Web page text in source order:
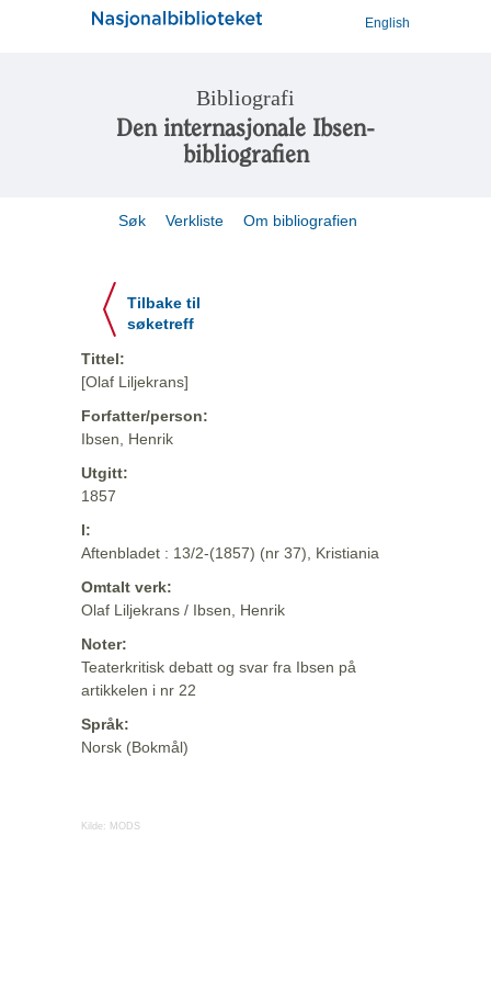
English
Bibliografi
Den internasjonale Ibsen-
bibliografien
Søk Verkliste Om bibliografien
Tilbake til
søketreff
Tittel:
[Olaf Liljekrans]
Forfatter/person:
Ibsen, Henrik
Utgitt:
1857
I:
Aftenbladet : 13/2-(1857) (nr 37), Kristiania
Omtalt verk:
Olaf Liljekrans / Ibsen, Henrik
Noter:
Teaterkritisk debatt og svar fra Ibsen på
artikkelen i nr 22
Språk:
Norsk (Bokmål)
Kilde: MODS